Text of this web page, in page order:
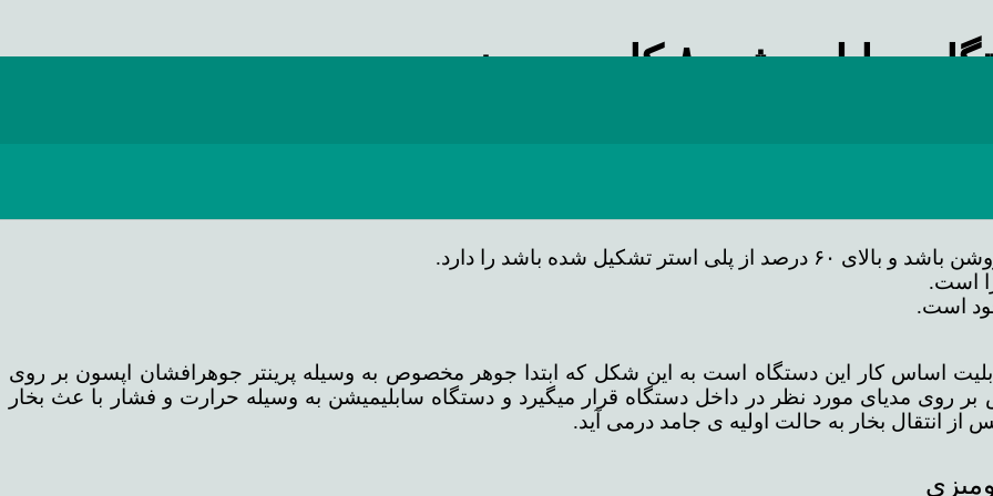
سابلیمیشن ۸ کاره رومیزی
تشکیل شده باشد را دارد.
است.
است.
اساس کار این دستگاه است به این شکل که ابتدا جوهر مخصوص به وسیله پرینتر جوهرافشان اپسون بر روی
مدیای مورد نظر در داخل دستگاه قرار میگیرد و دستگاه سابلیمیشن به وسیله حرارت و فشار با عث بخار
انتقال بخار به حالت اولیه ی جامد درمی آید.